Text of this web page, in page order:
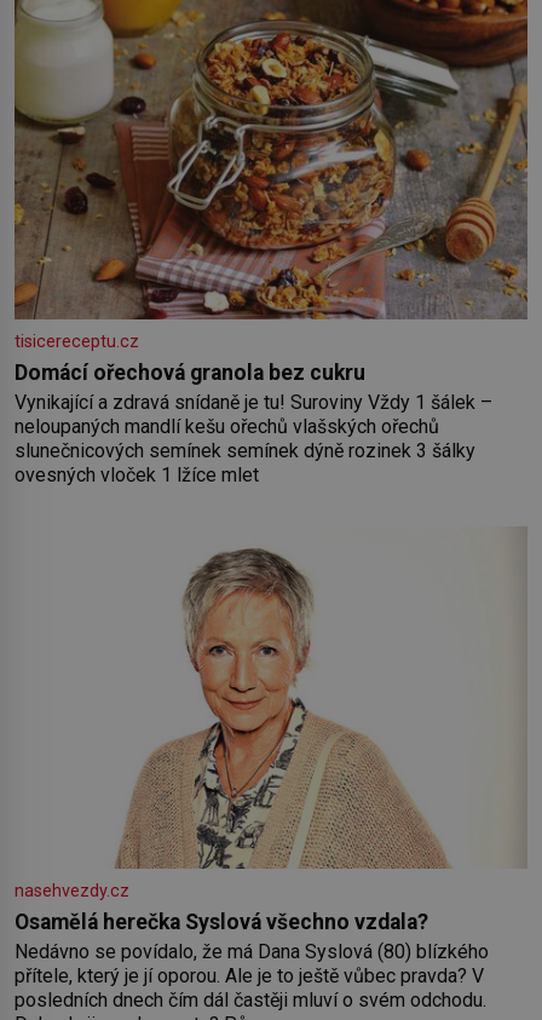
tisicereceptu.cz
Domácí ořechová granola bez cukru
Vynikající a zdravá snídaně je tu! Suroviny Vždy 1 šálek –
neloupaných mandlí kešu ořechů vlašských ořechů
slunečnicových semínek semínek dýně rozinek 3 šálky
ovesných vloček 1 lžíce mlet
nasehvezdy.cz
Osamělá herečka Syslová všechno vzdala?
Nedávno se povídalo, že má Dana Syslová (80) blízkého
přítele, který je jí oporou. Ale je to ještě vůbec pravda? V
posledních dnech čím dál častěji mluví o svém odchodu.